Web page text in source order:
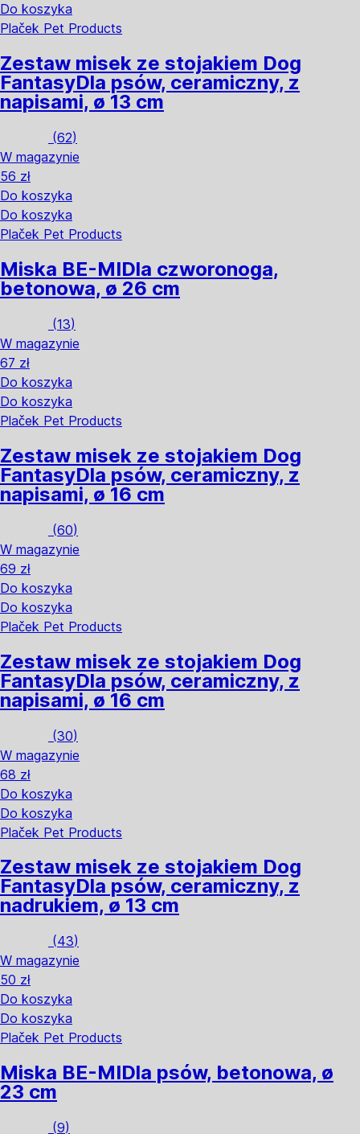
Do koszyka
Plaček Pet Products
Zestaw misek ze stojakiem Dog
FantasyDla psów, ceramiczny, z
napisami, ø 13 cm
(62)
W magazynie
56 zł
Do koszyka
Do koszyka
Plaček Pet Products
Miska BE-MIDla czworonoga,
betonowa, ø 26 cm
(13)
W magazynie
67 zł
Do koszyka
Do koszyka
Plaček Pet Products
Zestaw misek ze stojakiem Dog
FantasyDla psów, ceramiczny, z
napisami, ø 16 cm
(60)
W magazynie
69 zł
Do koszyka
Do koszyka
Plaček Pet Products
Zestaw misek ze stojakiem Dog
FantasyDla psów, ceramiczny, z
napisami, ø 16 cm
(30)
W magazynie
68 zł
Do koszyka
Do koszyka
Plaček Pet Products
Zestaw misek ze stojakiem Dog
FantasyDla psów, ceramiczny, z
nadrukiem, ø 13 cm
(43)
W magazynie
50 zł
Do koszyka
Do koszyka
Plaček Pet Products
Miska BE-MIDla psów, betonowa, ø
23 cm
(9)